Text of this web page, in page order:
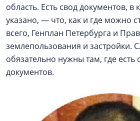
область. Есть свод документов,
указано, — что, как и где можно
всего, Генплан Петербурга и
землепользования и застройки.
обязательно нужны там, где есть
документов.